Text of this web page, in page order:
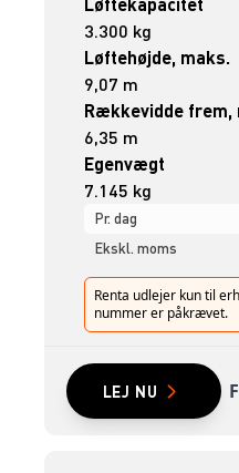
3.300 kg
Løftehøjde, maks.
9,07 m
Rækkevidde frem,
6,35 m
Egenvægt
7.145 kg
Pr. dag
Ekskl. moms
Renta udlejer kun til
nummer er påkrævet.
LEJ NU